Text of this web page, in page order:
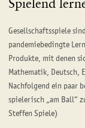
Spielend
Gesellschaftsspiele
pandemiebedingte
Produkte, mit denen
Mathematik, Deutsch,
Nachfolgend ein paar
spielerisch „am Ball“
Steffen Spiele)